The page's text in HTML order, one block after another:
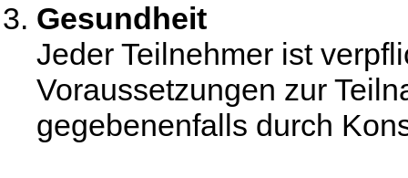
Gesundheit
Jeder Teilnehmer ist
Voraussetzungen zur
gegebenenfalls durch